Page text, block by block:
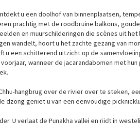
u een doolhof van binnenplaatsen,
prachtig met de roodbruine balkons,
en muurschilderingen die scènes uit
wandelt, hoort u het zachte gezang van
u een schitterend uitzicht op de
wanneer de jacarandabomen met
hangbrug over de rivier over te steken,
dzong geniet u van een eenvoudige
U verlaat de Punakha vallei en rijdt in